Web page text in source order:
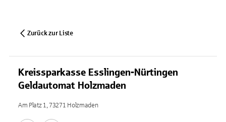
Zurück zur Liste
Kreissparkasse Esslingen-Nürtingen
Geldautomat Holzmaden
Am Platz 1, 73271 Holzmaden